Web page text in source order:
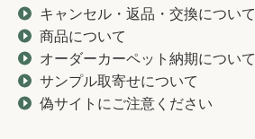
キャンセル・返品・交換について
商品について
オーダーカーペット納期について
サンプル取寄せについて
偽サイトにご注意ください